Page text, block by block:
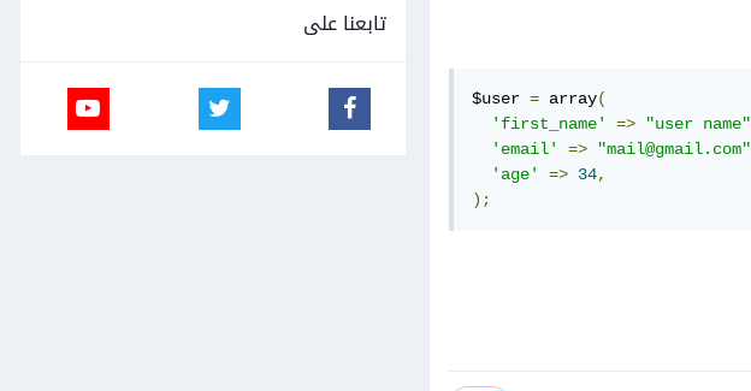
$user = array(
'first_name'
=> "user name"
'email'
=> "mail@gmail.com"
'age'
=> 34,
);
تابعنا على